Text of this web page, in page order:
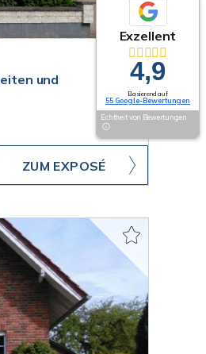
und
ZUM EXPOSÉ
Exzellent
4,9
Basierend auf
55 Google-Bewertungen
Echtheit von Bewertungen